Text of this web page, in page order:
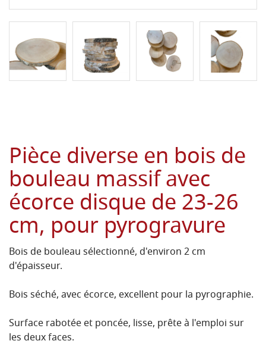
Pièce diverse en bois de
bouleau massif avec
écorce disque de 23-26
cm, pour pyrogravure
Bois de bouleau sélectionné, d'environ 2 cm
d'épaisseur.
Bois séché, avec écorce, excellent pour la pyrographie.
Surface rabotée et poncée, lisse, prête à l'emploi sur
les deux faces.